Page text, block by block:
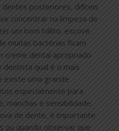
dentes posteriores, difíceis
concentrar na limpeza de
um bom hálito, escove
muitas bactérias ficam
creme dental apropriado
qual é o mais
existe uma grande
especialmente para
manchas e sensibilidade.
de dente, é importante
ou quando observar que